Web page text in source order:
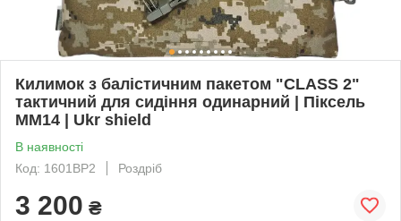
Килимок з балістичним пакетом "CLASS 2"
тактичний для сидіння одинарний | Піксель
ММ14 | Ukr shield
В наявності
Код: 1601BP2
Роздріб
3 200 ₴